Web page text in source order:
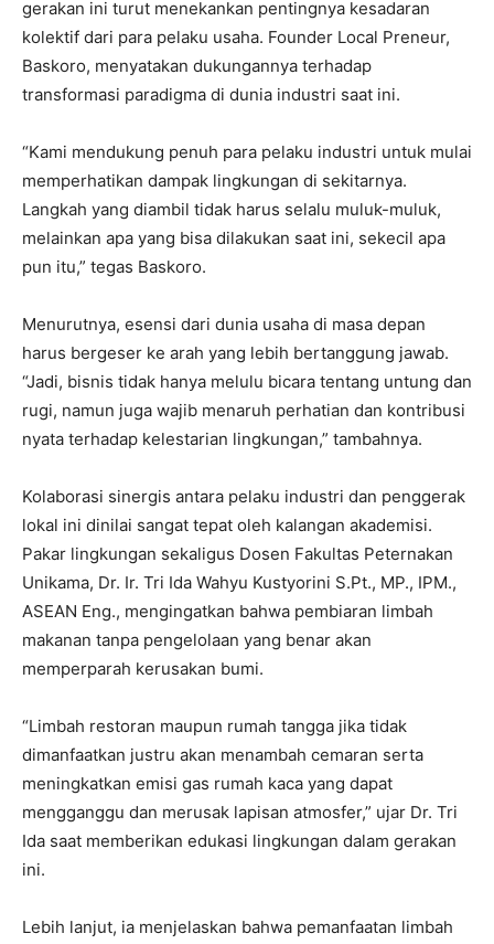
gerakan ini turut menekankan pentingnya kesadaran
kolektif dari para pelaku usaha. Founder Local Preneur,
Baskoro, menyatakan dukungannya terhadap
transformasi paradigma di dunia industri saat ini.
“Kami mendukung penuh para pelaku industri untuk mulai
memperhatikan dampak lingkungan di sekitarnya.
Langkah yang diambil tidak harus selalu muluk-muluk,
melainkan apa yang bisa dilakukan saat ini, sekecil apa
pun itu,” tegas Baskoro.
Menurutnya, esensi dari dunia usaha di masa depan
harus bergeser ke arah yang lebih bertanggung jawab.
“Jadi, bisnis tidak hanya melulu bicara tentang untung dan
rugi, namun juga wajib menaruh perhatian dan kontribusi
nyata terhadap kelestarian lingkungan,” tambahnya.
Kolaborasi sinergis antara pelaku industri dan penggerak
lokal ini dinilai sangat tepat oleh kalangan akademisi.
Pakar lingkungan sekaligus Dosen Fakultas Peternakan
Unikama, Dr. Ir. Tri Ida Wahyu Kustyorini S.Pt., MP., IPM.,
ASEAN Eng., mengingatkan bahwa pembiaran limbah
makanan tanpa pengelolaan yang benar akan
memperparah kerusakan bumi.
“Limbah restoran maupun rumah tangga jika tidak
dimanfaatkan justru akan menambah cemaran serta
meningkatkan emisi gas rumah kaca yang dapat
mengganggu dan merusak lapisan atmosfer,” ujar Dr. Tri
Ida saat memberikan edukasi lingkungan dalam gerakan
ini.
Lebih lanjut, ia menjelaskan bahwa pemanfaatan limbah